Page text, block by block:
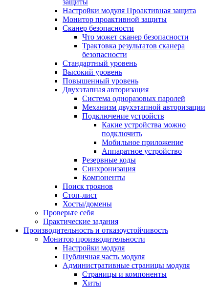
защиты
Настройки модуля Проактивная защита
Монитор проактивной защиты
Сканер безопасности
Что может сканер безопасности
Трактовка результатов сканера
безопасности
Стандартный уровень
Высокий уровень
Повышенный уровень
Двухэтапная авторизация
Система одноразовых паролей
Механизм двухэтапной авторизации
Подключение устройств
Какие устройства можно
подключить
Мобильное приложение
Аппаратное устройство
Резервные коды
Синхронизация
Компоненты
Поиск троянов
Стоп-лист
Хосты/домены
Проверьте себя
Практические задания
Производительность и отказоустойчивость
Монитор производительности
Настройки модуля
Публичная часть модуля
Административные страницы модуля
Страницы и компоненты
Хиты